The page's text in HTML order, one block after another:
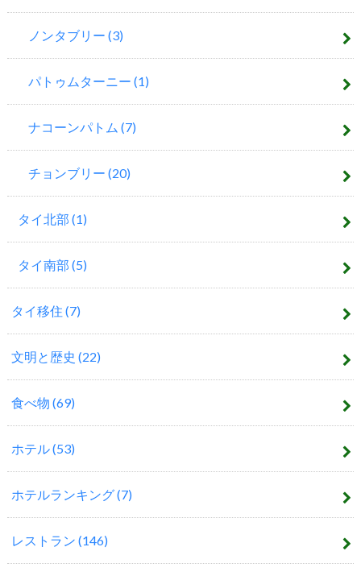
ノンタブリー (3)
パトゥムターニー (1)
ナコーンパトム (7)
チョンブリー (20)
タイ北部 (1)
タイ南部 (5)
タイ移住 (7)
文明と歴史 (22)
食べ物 (69)
ホテル(53)
ホテルランキング(7)
レストラン (146)